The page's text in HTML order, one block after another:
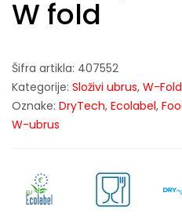
W fold
Šifra artikla: 407552
Kategorije: Složivi ubrus, W-Fold
Oznake: DryTech, Ecolabel,
W-ubrus